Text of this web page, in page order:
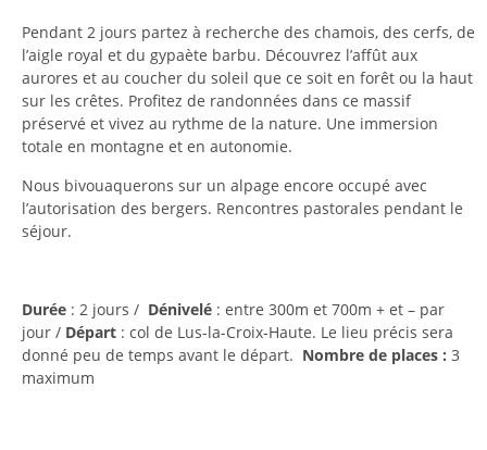
Pendant 2 jours partez à recherche des chamois, des cerfs, de
l’aigle royal et du gypaète barbu. Découvrez l’affût aux
aurores et au coucher du soleil que ce soit en forêt ou la haut
sur les crêtes. Profitez de randonnées dans ce massif
préservé et vivez au rythme de la nature. Une immersion
totale en montagne et en autonomie.
Nous bivouaquerons sur un alpage encore occupé avec
l’autorisation des bergers. Rencontres pastorales pendant le
séjour.
Durée : 2 jours / Dénivelé : entre 300m et 700m + et – par
jour / Départ : col de Lus-la-Croix-Haute. Le lieu précis sera
donné peu de temps avant le départ. Nombre de places : 3
maximum